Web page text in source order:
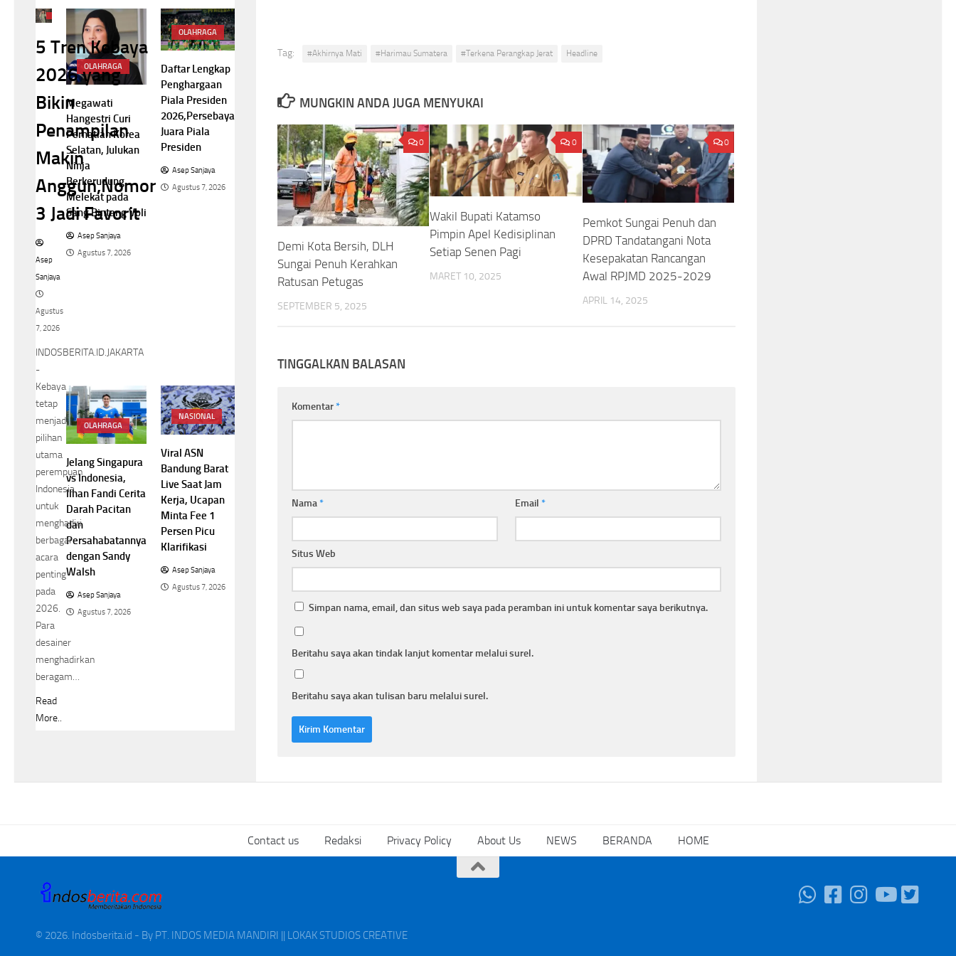
Tag: #Akhirnya Mati #Harimau Sumatera #Terkena Perangkap Jerat Headline
MUNGKIN ANDA JUGA MENYUKAI
0
Demi Kota Bersih, DLH
Sungai Penuh Kerahkan
Ratusan Petugas
SEPTEMBER 5, 2025
0
Wakil Bupati Katamso
Pimpin Apel Kedisiplinan
Setiap Senen Pagi
MARET 10, 2025
0
Pemkot Sungai Penuh dan
DPRD Tandatangani Nota
Kesepakatan Rancangan
Awal RPJMD 2025-2029
APRIL 14, 2025
TINGGALKAN BALASAN
Komentar*
Nama* Email*
Situs Web
Simpan nama, email, dan situs web saya pada peramban ini untuk komentar saya berikutnya.
Beritahu saya akan tindak lanjut komentar melalui surel.
Beritahu saya akan tulisan baru melalui surel.
NASIONAL
5 Tren Kebaya
2026 yang
Bikin
Penampilan
Makin
Anggun,Nomor
3 Jadi Favorit
Asep
Sanjaya
Agustus
7, 2026
INDOSBERITA.ID.JAKARTA
-
Kebaya
tetap
menjadi
pilihan
utama
perempuan
Indonesia
untuk
menghadiri
berbagai
acara
penting
pada
2026.
Para
desainer
menghadirkan
beragam…
Read
More..
OLAHRAGA
Megawati
Hangestri Curi
Perhatian Korea
Selatan, Julukan
Ninja
Berkerudung
Melekat pada
Sang Bintang Voli
Asep Sanjaya
Agustus 7, 2026
OLAHRAGA
Daftar Lengkap
Penghargaan
Piala Presiden
2026,Persebaya
Juara Piala
Presiden
Asep Sanjaya
Agustus 7, 2026
OLAHRAGA
Jelang Singapura
vs Indonesia,
Ilhan Fandi Cerita
Darah Pacitan
dan
Persahabatannya
dengan Sandy
Walsh
Asep Sanjaya
Agustus 7, 2026
NASIONAL
Viral ASN
Bandung Barat
Live Saat Jam
Kerja, Ucapan
Minta Fee 1
Persen Picu
Klarifikasi
Asep Sanjaya
Agustus 7, 2026
Contact us Redaksi Privacy Policy About Us NEWS BERANDA HOME
© 2026. Indosberita.id - By PT. INDOS MEDIA MANDIRI || LOKAK STUDIOS CREATIVE